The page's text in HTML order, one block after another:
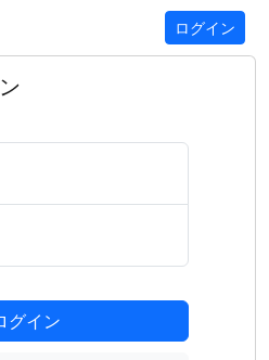
ログイン
グイン